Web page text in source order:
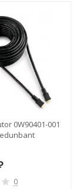
0W90401-001
0